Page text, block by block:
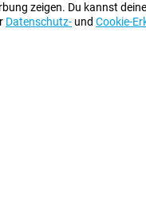
zeigen. Du kannst
Datenschutz- und Cookie-